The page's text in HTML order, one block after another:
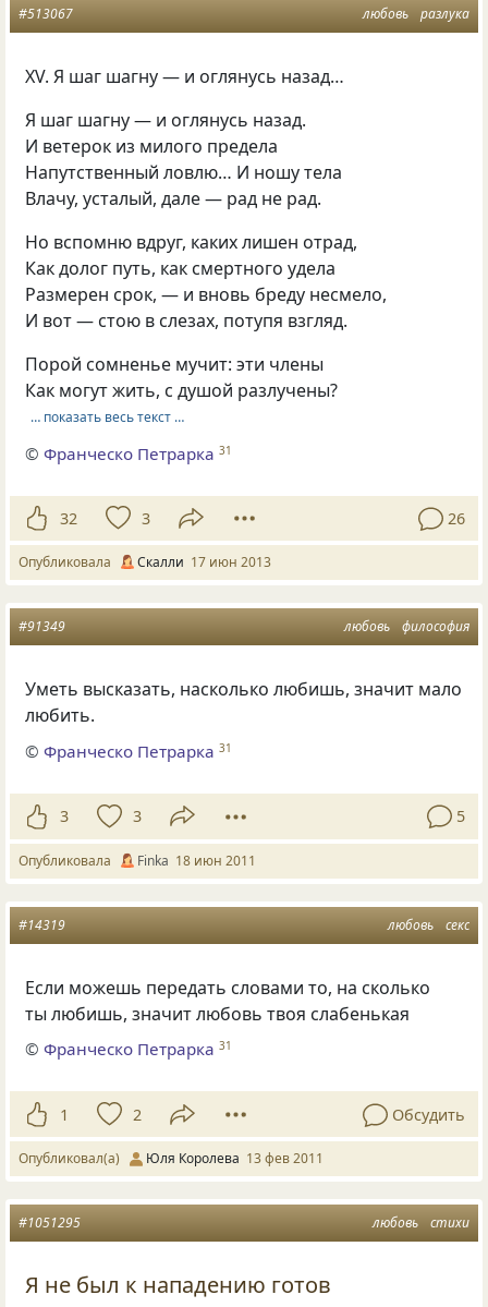
любовь разлука
#513067
XV. Я шаг шагну — и оглянусь назад…
Я шаг шагну — и оглянусь назад.
И ветерок из милого предела
Напутственный ловлю… И ношу тела
Влачу, усталый, дале — рад не рад.
Но вспомню вдруг, каких лишен отрад,
Как долог путь, как смертного удела
Размерен срок, — и вновь бреду несмело,
И вот — стою в слезах, потупя взгляд.
Порой сомненье мучит: эти члены
Как могут жить, с душой разлучены?
… показать весь текст …
©Франческо Петрарка 31
32 3 26
Опубликовала Скалли 17 июн 2013
любовь философия
#91349
Уметь высказать, насколько любишь, значит мало
любить.
©Франческо Петрарка 31
3 3 5
Опубликовала Finka 18 июн 2011
любовь секс
#14319
Если можешь передать словами то, на сколько
ты любишь, значит любовь твоя слабенькая
©Франческо Петрарка 31
1 2 Обсудить
Опубликовал(а) Юля Королева 13 фев 2011
любовь стихи
#1051295
Я не был к нападению готов